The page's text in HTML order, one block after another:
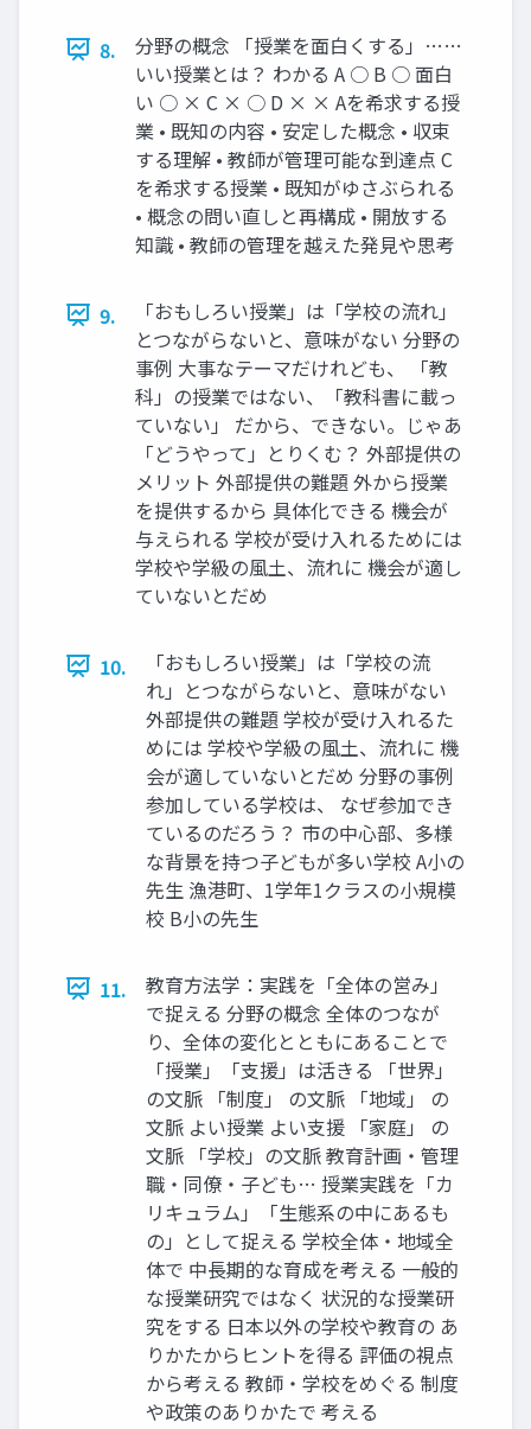
8.
分野の概念 「授業を面白くする」……
いい授業とは？ わかる A ○ B ○ 面白
い ○ × C × ○ D × × Aを希求する授
業 • 既知の内容 • 安定した概念 • 収束
する理解 • 教師が管理可能な到達点 C
を希求する授業 • 既知がゆさぶられる
• 概念の問い直しと再構成 • 開放する
知識 • 教師の管理を越えた発見や思考
9.
「おもしろい授業」は「学校の流れ」
とつながらないと、意味がない 分野の
事例 大事なテーマだけれども、 「教
科」の授業ではない、「教科書に載っ
ていない」 だから、できない。じゃあ
「どうやって」とりくむ？ 外部提供の
メリット 外部提供の難題 外から授業
を提供するから 具体化できる 機会が
与えられる 学校が受け入れるためには
学校や学級の風土、流れに 機会が適し
ていないとだめ
10.
「おもしろい授業」は「学校の流
れ」とつながらないと、意味がない
外部提供の難題 学校が受け入れるた
めには 学校や学級の風土、流れに 機
会が適していないとだめ 分野の事例
参加している学校は、 なぜ参加でき
ているのだろう？ 市の中心部、多様
な背景を持つ子どもが多い学校 A小の
先生 漁港町、1学年1クラスの小規模
校 B小の先生
11.
教育方法学：実践を「全体の営み」
で捉える 分野の概念 全体のつなが
り、全体の変化とともにあることで
「授業」「支援」は活きる 「世界」
の文脈 「制度」 の文脈 「地域」 の
文脈 よい授業 よい支援 「家庭」 の
文脈 「学校」の文脈 教育計画・管理
職・同僚・子ども… 授業実践を「カ
リキュラム」「生態系の中にあるも
の」として捉える 学校全体・地域全
体で 中長期的な育成を考える 一般的
な授業研究ではなく 状況的な授業研
究をする 日本以外の学校や教育の あ
りかたからヒントを得る 評価の視点
から考える 教師・学校をめぐる 制度
や政策のありかたで 考える